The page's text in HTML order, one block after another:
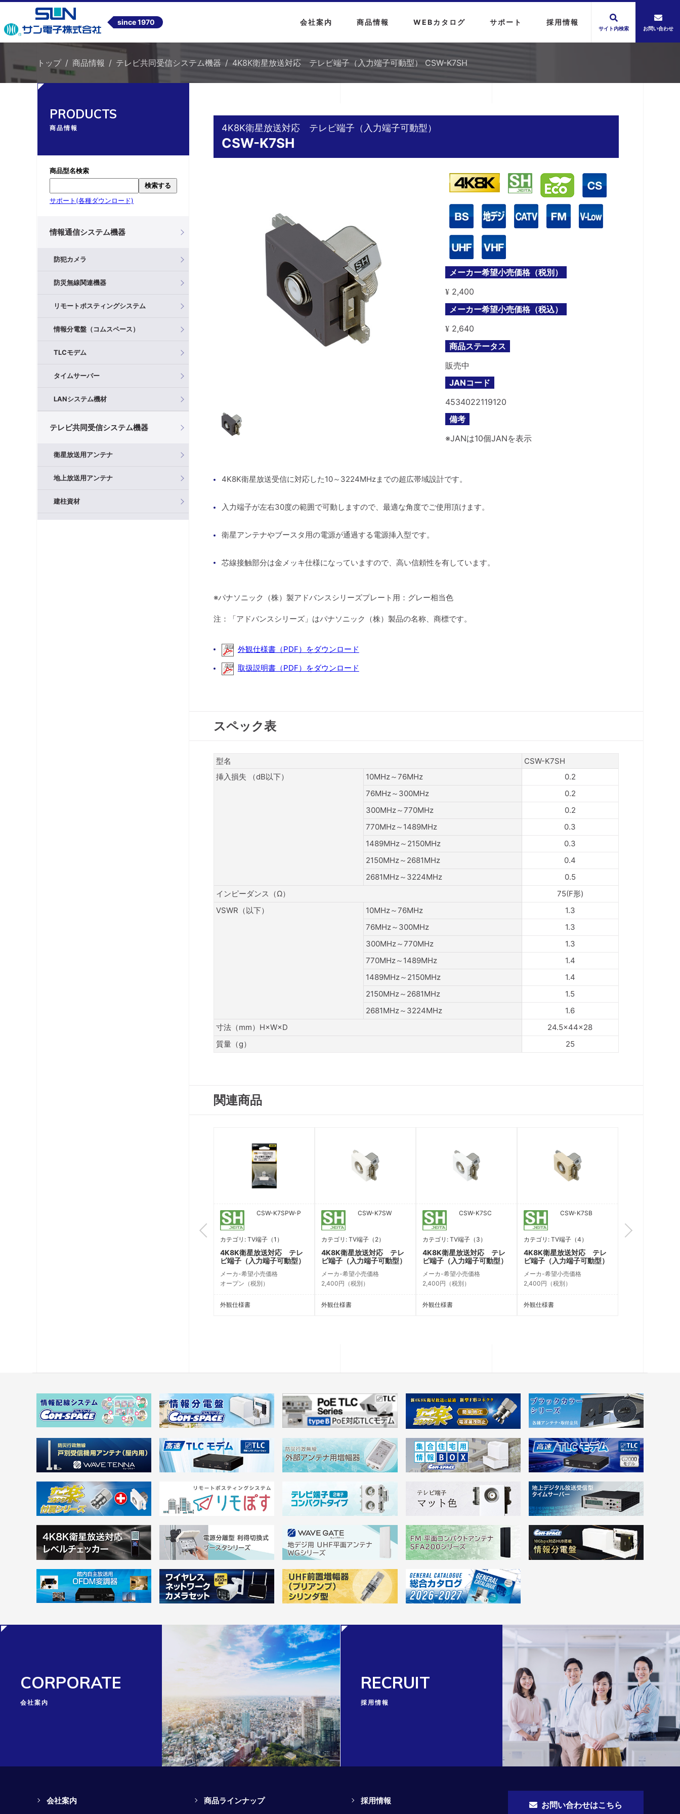
since 1970 会社案内 商品情報 WEBカタログ サポート 採用情報
サイト内検索 お問い合わせ
トップ 商品情報 テレビ共同受信システム機器 4K8K衛星放送対応 テレビ端子（入力端子可動型） CSW-K7SH
PRODUCTS
商品情報
商品型名検索
検索する
サポート(各種ダウンロード)
情報通信システム機器
防犯カメラ
防災無線関連機器
リモートポスティングシステム
情報分電盤（コムスペース）
TLCモデム
タイムサーバー
LANシステム機材
テレビ共同受信システム機器
衛星放送用アンテナ
地上放送用アンテナ
建柱資材
4K8K衛星放送対応 テレビ端子（入力端子可動型）
CSW-K7SH
メーカー希望小売価格（税別）
¥2,400
メーカー希望小売価格（税込）
¥2,640
商品ステータス
販売中
JANコード
4534022119120
備考
※JANは10個JANを表示
4K8K衛星放送受信に対応した10～3224MHzまでの超広帯域設計です。
入力端子が左右30度の範囲で可動しますので、最適な角度でご使用頂けます。
衛星アンテナやブースタ用の電源が通過する電源挿入型です。
芯線接触部分は金メッキ仕様になっていますので、高い信頼性を有しています。
※パナソニック（株）製アドバンスシリーズプレート用：グレー相当色
注：「アドバンスシリーズ」はパナソニック（株）製品の名称、商標です。
外観仕様書（PDF）をダウンロード
取扱説明書（PDF）をダウンロード
スペック表
型名
CSW-K7SH
挿入損失 （dB以下）
10MHz～76MHz
0.2
76MHz～300MHz
0.2
300MHz～770MHz
0.2
770MHz～1489MHz
0.3
1489MHz～2150MHz
0.3
2150MHz～2681MHz
0.4
2681MHz～3224MHz
0.5
インピーダンス（Ω）
75(F形)
VSWR（以下）
10MHz～76MHz
1.3
76MHz～300MHz
1.3
300MHz～770MHz
1.3
770MHz～1489MHz
1.4
1489MHz～2150MHz
1.4
2150MHz～2681MHz
1.5
2681MHz～3224MHz
1.6
寸法（mm）H×W×D
24.5×44×28
質量（g）
25
関連商品
CSW-K7SPW-P
カテゴリ: TV端子（1）
4K8K衛星放送対応 テレ
ビ端子（入力端子可動型）
メーカ-希望小売価格
オープン（税別）
外観仕様書
CSW-K7SW
カテゴリ: TV端子（2）
4K8K衛星放送対応 テレ
ビ端子（入力端子可動型）
メーカ-希望小売価格
2,400円（税別）
外観仕様書
CSW-K7SC
カテゴリ: TV端子（3）
4K8K衛星放送対応 テレ
ビ端子（入力端子可動型）
メーカ-希望小売価格
2,400円（税別）
外観仕様書
CSW-K7SB
カテゴリ: TV端子（4）
4K8K衛星放送対応 テレ
ビ端子（入力端子可動型）
メーカ-希望小売価格
2,400円（税別）
外観仕様書
カテゴリ: TV端子（
CORPORATE
会社案内
RECRUIT
採用情報
会社案内 商品ラインナップ 採用情報 お問い合わせはこちら